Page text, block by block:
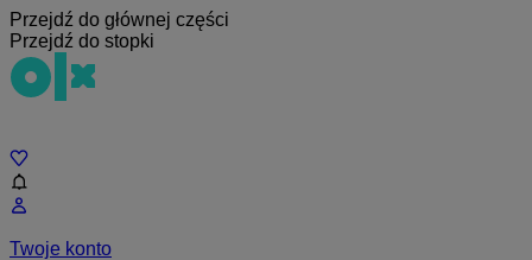
Przejdź do głównej części
Przejdź do stopki
Twoje konto